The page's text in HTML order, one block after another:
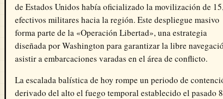
de Estados Unidos había oficializado la movilización de
efectivos militares hacia la región. Este despliegue masivo
forma parte de la «Operación Libertad», una estrategia
diseñada por Washington para garantizar la libre
asistir a embarcaciones varadas en el área de conflicto.
La escalada balística de hoy rompe un periodo de
derivado del alto el fuego temporal establecido el pasado